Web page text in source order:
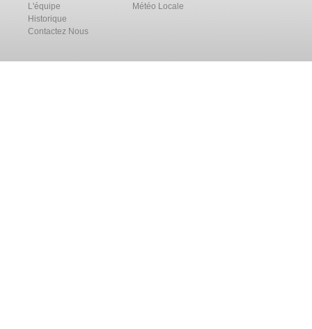
L'équipe
Historique
Contactez Nous
Météo Locale